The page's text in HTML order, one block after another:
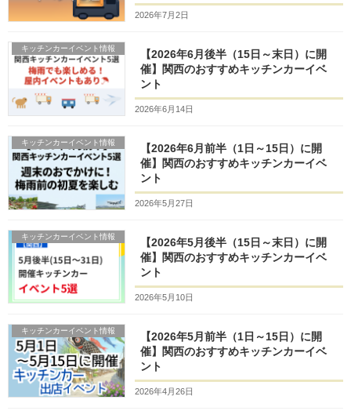
2026年7月2日
キッチンカーイベント情報
【2026年6月後半（15日～末日）に開
催】関西のおすすめキッチンカーイベ
ント
2026年6月14日
キッチンカーイベント情報
【2026年6月前半（1日～15日）に開
催】関西のおすすめキッチンカーイベ
ント
2026年5月27日
キッチンカーイベント情報
【2026年5月後半（15日～末日）に開
催】関西のおすすめキッチンカーイベ
ント
2026年5月10日
キッチンカーイベント情報
【2026年5月前半（1日～15日）に開
催】関西のおすすめキッチンカーイベ
ント
2026年4月26日